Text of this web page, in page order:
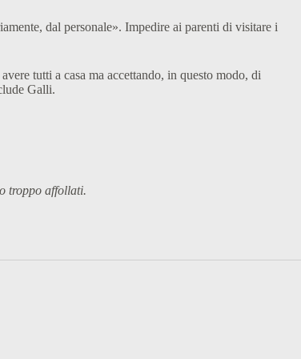
dal personale». Impedire ai parenti di visitare i
tutti a casa ma accettando, in questo modo, di
Galli.
troppo affollati.